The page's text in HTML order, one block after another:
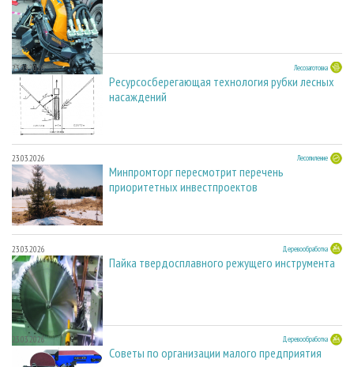
23.03.2026 Лесозаготовка
Ресурсосберегающая технология рубки лесных
насаждений
23.03.2026 Лесопиление
Минпромторг пересмотрит перечень
приоритетных инвестпроектов
23.03.2026 Деревообработка
Пайка твердосплавного режущего инструмента
23.03.2026 Деревообработка
Советы по организации малого предприятия